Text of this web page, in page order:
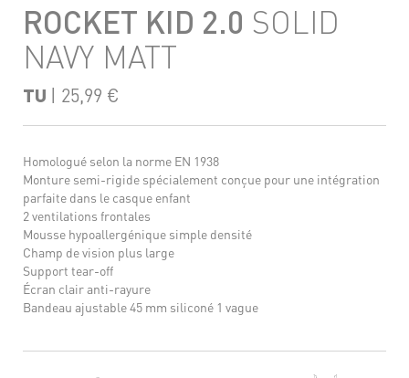
ROCKET KID 2.0 SOLID
NAVY MATT
TU | 25,99 €
Homologué selon la norme EN 1938
Monture semi-rigide spécialement conçue pour une intégration
parfaite dans le casque enfant
2 ventilations frontales
Mousse hypoallergénique simple densité
Champ de vision plus large
Support tear-off
Écran clair anti-rayure
Bandeau ajustable 45 mm siliconé 1 vague